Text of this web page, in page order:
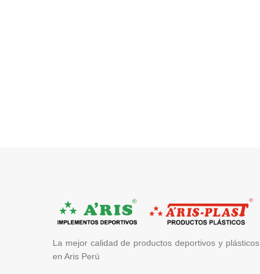
La mejor calidad de productos deportivos y plásticos
en Aris Perú